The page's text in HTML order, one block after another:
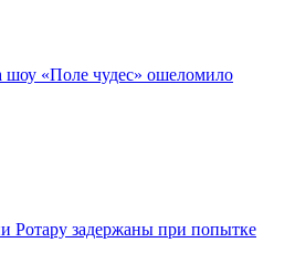
«Поле чудес» ошеломило
задержаны при попытке